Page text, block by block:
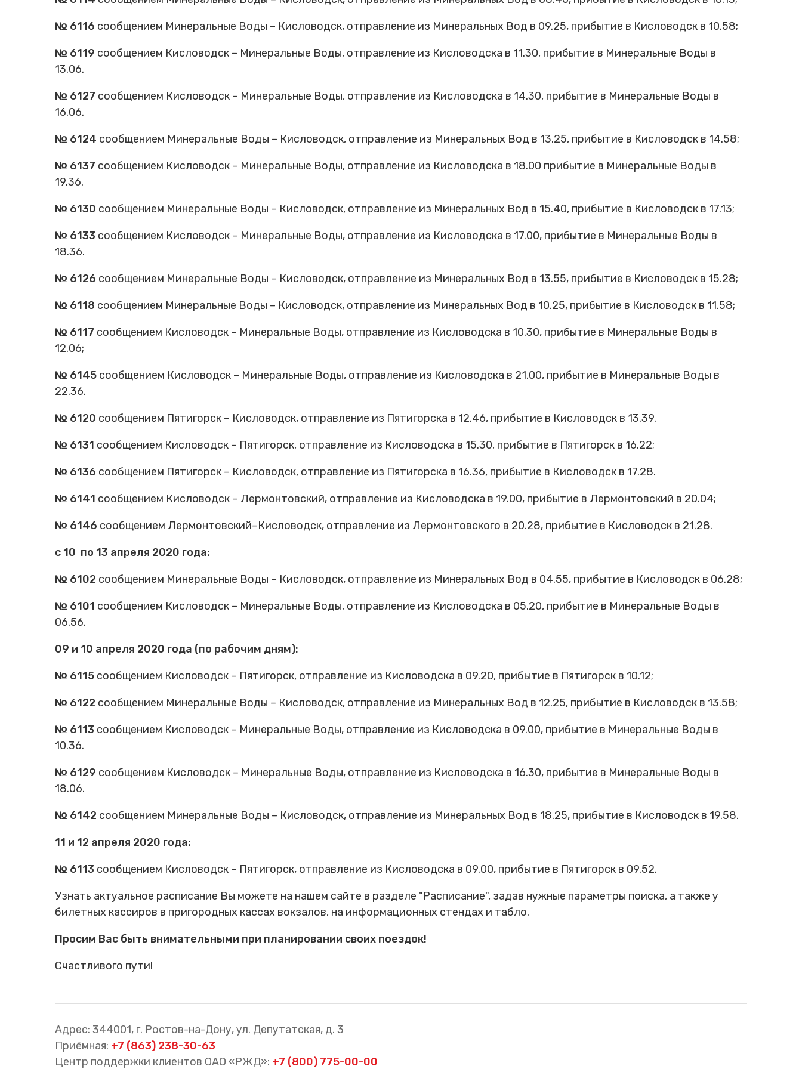
пригородных поездов
остановочным пунктам и
станциям
№ 6116 сообщением Минеральные Воды – Кисловодск, отправление из Минеральных Вод в 09.25, прибытие в Кисловодск в 10.58;
№ 6119 сообщением Кисловодск – Минеральные Воды, отправление из Кисловодска в 11.30, прибытие в Минеральные Воды в
13.06.
№ 6127 сообщением Кисловодск – Минеральные Воды, отправление из Кисловодска в 14.30, прибытие в Минеральные Воды в
16.06.
№ 6124 сообщением Минеральные Воды – Кисловодск, отправление из Минеральных Вод в 13.25, прибытие в Кисловодск в 14.58;
№ 6137 сообщением Кисловодск – Минеральные Воды, отправление из Кисловодска в 18.00 прибытие в Минеральные Воды в
19.36.
№ 6130 сообщением Минеральные Воды – Кисловодск, отправление из Минеральных Вод в 15.40, прибытие в Кисловодск в 17.13;
№ 6133 сообщением Кисловодск – Минеральные Воды, отправление из Кисловодска в 17.00, прибытие в Минеральные Воды в
18.36.
№ 6126 сообщением Минеральные Воды – Кисловодск, отправление из Минеральных Вод в 13.55, прибытие в Кисловодск в 15.28;
№ 6118 сообщением Минеральные Воды – Кисловодск, отправление из Минеральных Вод в 10.25, прибытие в Кисловодск в 11.58;
№ 6117 сообщением Кисловодск – Минеральные Воды, отправление из Кисловодска в 10.30, прибытие в Минеральные Воды в
12.06;
№ 6145 сообщением Кисловодск – Минеральные Воды, отправление из Кисловодска в 21.00, прибытие в Минеральные Воды в
22.36.
№ 6120 сообщением Пятигорск – Кисловодск, отправление из Пятигорска в 12.46, прибытие в Кисловодск в 13.39.
№ 6131 сообщением Кисловодск – Пятигорск, отправление из Кисловодска в 15.30, прибытие в Пятигорск в 16.22;
№ 6136 сообщением Пятигорск – Кисловодск, отправление из Пятигорска в 16.36, прибытие в Кисловодск в 17.28.
№ 6141 сообщением Кисловодск – Лермонтовский, отправление из Кисловодска в 19.00, прибытие в Лермонтовский в 20.04;
№ 6146 сообщением Лермонтовский–Кисловодск, отправление из Лермонтовского в 20.28, прибытие в Кисловодск в 21.28.
с 10 по 13 апреля 2020 года:
№ 6102 сообщением Минеральные Воды – Кисловодск, отправление из Минеральных Вод в 04.55, прибытие в Кисловодск в 06.28;
№ 6101 сообщением Кисловодск – Минеральные Воды, отправление из Кисловодска в 05.20, прибытие в Минеральные Воды в
06.56.
09 и 10 апреля 2020 года (по рабочим дням):
№ 6115 сообщением Кисловодск – Пятигорск, отправление из Кисловодска в 09.20, прибытие в Пятигорск в 10.12;
№ 6122 сообщением Минеральные Воды – Кисловодск, отправление из Минеральных Вод в 12.25, прибытие в Кисловодск в 13.58;
№ 6113 сообщением Кисловодск – Минеральные Воды, отправление из Кисловодска в 09.00, прибытие в Минеральные Воды в
10.36.
№ 6129 сообщением Кисловодск – Минеральные Воды, отправление из Кисловодска в 16.30, прибытие в Минеральные Воды в
18.06.
№ 6142 сообщением Минеральные Воды – Кисловодск, отправление из Минеральных Вод в 18.25, прибытие в Кисловодск в 19.58.
11 и 12 апреля 2020 года:
№ 6113 сообщением Кисловодск – Пятигорск, отправление из Кисловодска в 09.00, прибытие в Пятигорск в 09.52.
Узнать актуальное расписание Вы можете на нашем сайте в разделе "Расписание", задав нужные параметры поиска, а также у
билетных кассиров в пригородных кассах вокзалов, на информационных стендах и табло.
Просим Вас быть внимательными при планировании своих поездок!
Счастливого пути!
Адрес: 344001, г. Ростов-на-Дону, ул. Депутатская, д. 3
Приёмная: +7 (863) 238-30-63
Центр поддержки клиентов ОАО «РЖД»: +7 (800) 775-00-00